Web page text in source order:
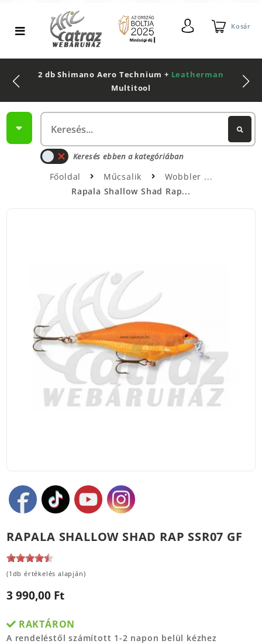
Kosár
2 db Shimano Aero Technium + Leatherman
Multitool
Keresés ebben a kategóriában
Főoldal Műcsalik
Wobbler
Rapala Shallow Shad Rap...
RAPALA SHALLOW SHAD RAP SSR07 GF
(1db értékelés alapján)
3 990,00 Ft
RAKTÁRON
A rendeléstől számított 1-2 napon belül kézhez